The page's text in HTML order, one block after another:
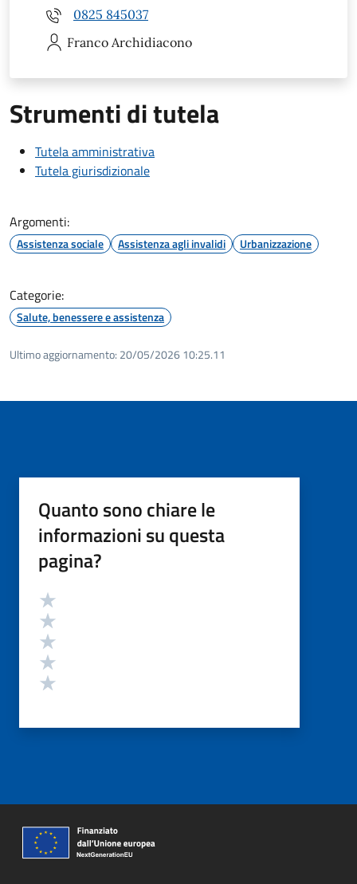
0825 845037
Franco Archidiacono
Strumenti di tutela
Tutela amministrativa
Tutela giurisdizionale
Argomenti:
Assistenza sociale Assistenza agli invalidi Urbanizzazione
Categorie:
Salute, benessere e assistenza
Ultimo aggiornamento: 20/05/2026 10:25.11
Quanto sono chiare le
informazioni su questa
pagina?
Valutazione